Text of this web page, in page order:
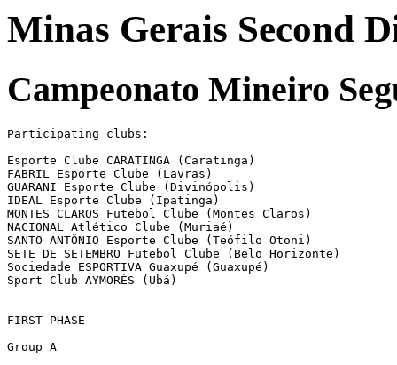
Minas Gerais Second
Campeonato Mineiro
Participating clubs:
Esporte Clube CARATINGA (Caratinga)
FABRIL Esporte Clube (Lavras)
GUARANI Esporte Clube (Divinópolis)
IDEAL Esporte Clube (Ipatinga)
MONTES CLAROS Futebol Clube (Montes Claros)
NACIONAL Atlético Clube (Muriaé)
SANTO ANTÔNIO Esporte Clube (Teófilo Otoni)
SETE DE SETEMBRO Futebol Clube (Belo Horizonte)
Sociedade ESPORTIVA Guaxupé (Guaxupé)
Sport Club AYMORÉS (Ubá)
FIRST PHASE
Group A